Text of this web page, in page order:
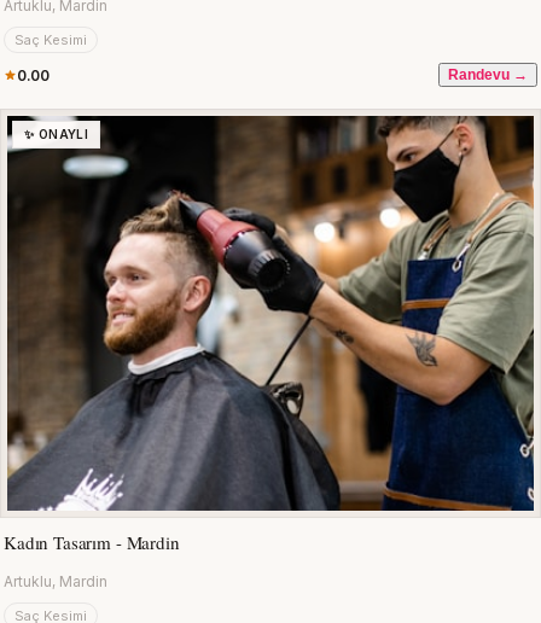
Artuklu, Mardin
Saç Kesimi
0.00 Randevu →
✨ ONAYLI
Kadın Tasarım - Mardin
Artuklu, Mardin
Saç Kesimi